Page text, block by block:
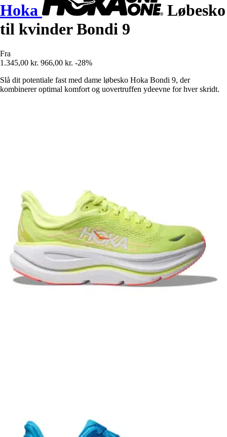
Hoka
Løbesko
til kvinder Bondi 9
Fra
1.345,00 kr. 966,00 kr. -28%
Slå dit potentiale fast med dame løbesko Hoka Bondi 9, der
kombinerer optimal komfort og uovertruffen ydeevne for hver skridt.